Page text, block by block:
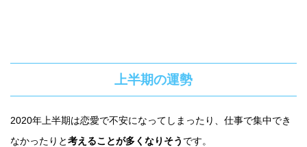
上半期の運勢
2020年上半期は恋愛で不安になってしまったり、仕事で集中でき
なかったりと考えることが多くなりそう です。